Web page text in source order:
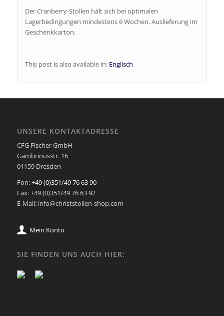
Der Cranberry-Stollen hält sich bei optimalen
Lagerbedingungen mindestens 6 Wochen. Auslieferung im
Geschenkkarton.
This post is also available in: Englisch
UNSERE KONTAKTADRESSE
CFG Fischer GmbH
Gambrinusstr. 16
01159 Dresden
Fon:+49 (0)351/49 76 63 90
Fax: +49 (0)351/49 76 63 92
E-Mail: info@christstollen-shop.com
Mein Konto
SIE FINDEN UNS AUCH HIER: